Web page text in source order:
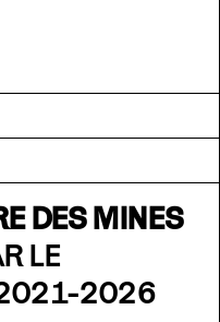
DES MINES
LE
2026